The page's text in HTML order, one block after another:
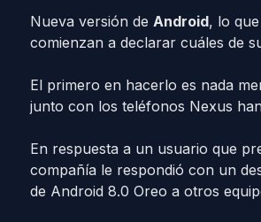
Nueva versión de Android, lo
comienzan a declarar cuáles de
El primero en hacerlo es nada
junto con los teléfonos Nexus
En respuesta a un usuario que
compañía le respondió con un
de Android 8.0 Oreo a otros